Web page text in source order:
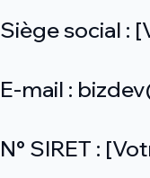
Siège social :
E-mail :
N° SIRET :